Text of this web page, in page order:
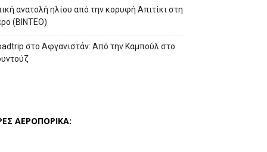
ανατολή ηλίου από την κορυφή Απιτίκι στη
(ΒΙΝΤΕΟ)
στο Αφγανιστάν: Από την Καμπούλ στο
ΑΕΡΟΠΟΡΙΚΑ: